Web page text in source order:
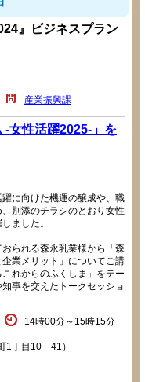
』ビジネスプラン
産業振興課
-女性活躍2025-」を
に向けた機運の醸成や、職
別添のチラシのとおり女性
ました。
られる森永乳業様から「森
業メリット」についてご講
れからのふくしま」をテー
事を交えたトークセッショ
14時00分～15時15分
丁目10－41）